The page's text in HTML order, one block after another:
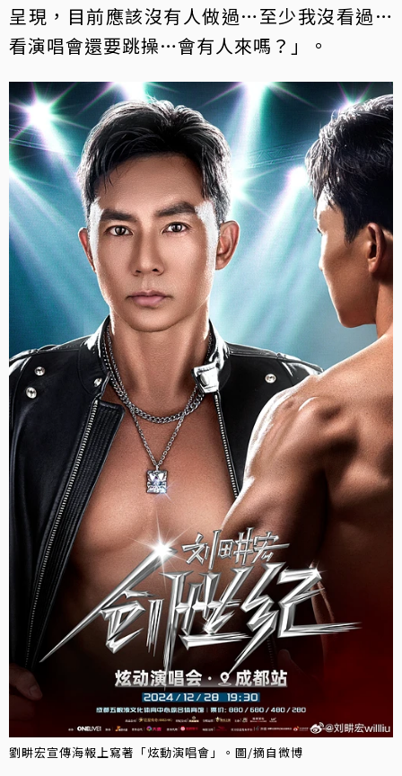
呈現，目前應該沒有人做過…至少我沒看過…
看演唱會還要跳操…會有人來嗎？」。
劉畊宏宣傳海報上寫著「炫動演唱會」。圖/摘自微博